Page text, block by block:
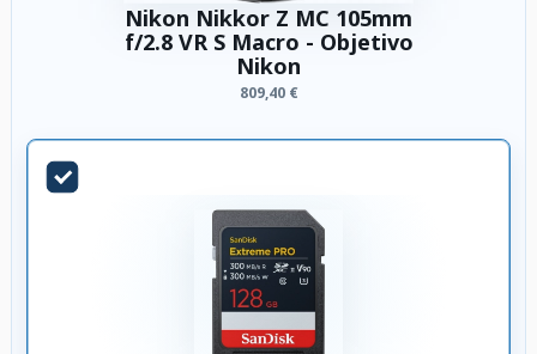
Nikon Nikkor Z MC 105mm
f/2.8 VR S Macro - Objetivo
Nikon
809,40 €